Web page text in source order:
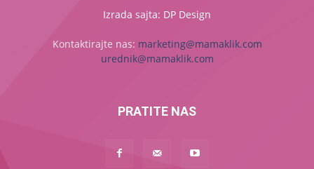
Izrada sajta: DP Design
Kontaktirajte nas: marketing@mamaklik.com
urednik@mamaklik.com
PRATITE NAS